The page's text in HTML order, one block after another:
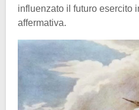
influenzato il futuro esercito
affermativa.